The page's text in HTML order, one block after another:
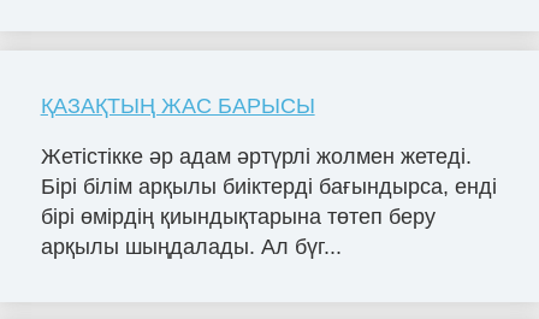
ҚАЗАҚТЫҢ ЖАС БАРЫСЫ
Жетістікке әр адам әртүрлі жолмен жетеді.
Бірі білім арқылы биіктерді бағындырса, енді
бірі өмірдің қиындықтарына төтеп беру
арқылы шыңдалады. Ал бүг...